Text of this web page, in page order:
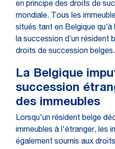
en principe des droits de
mondiale. Tous les
situés tant en Belgique
la succession d’un résident
droits de succession belges.
La Belgique
succession
des immeubles
Lorsqu'un résident belge
immeubles à l'étranger, les
également soumis aux